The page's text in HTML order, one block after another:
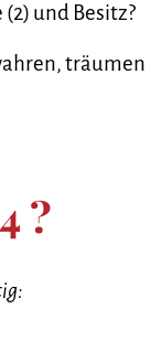
und Besitz?
träumen
?